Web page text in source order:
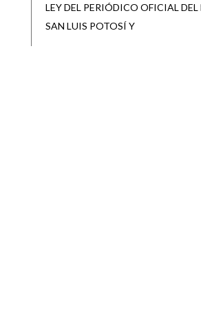
LEY DEL PERIÓDICO OFICIAL DEL
SAN LUIS POTOSÍ Y